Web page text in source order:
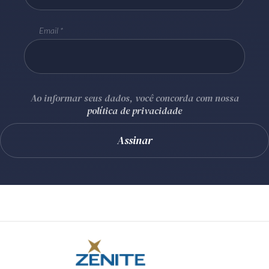
Email
Ao informar seus dados, você concorda com nossa
política de privacidade